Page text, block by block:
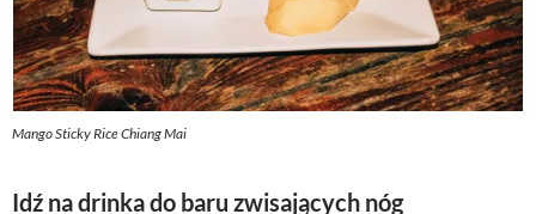
Mango Sticky Rice Chiang Mai
Idź na drinka do baru zwisających nóg